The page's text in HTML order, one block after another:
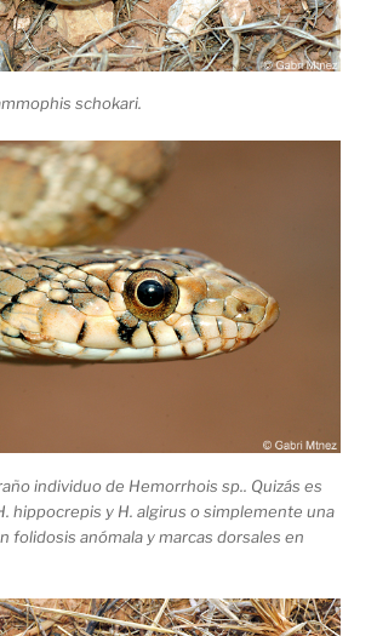
schokari.
individuo de Hemorrhois sp.. Quizás es
hippocrepis y H. algirus o simplemente una
folidosis anómala y marcas dorsales en